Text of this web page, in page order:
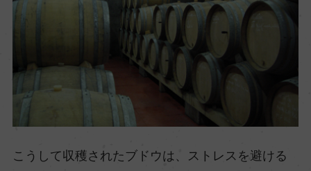
こうして収穫されたブドウは、ストレスを避ける